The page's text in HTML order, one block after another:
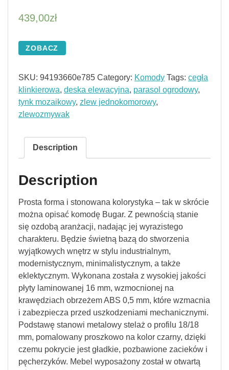
439,00zł
ZOBACZ
SKU: 94193660e785 Category: Komody Tags: cegła
klinkierowa, deska elewacyjna, parasol ogrodowy,
tynk mozaikowy, zlew jednokomorowy,
zlewozmywak
Description
Description
Prosta forma i stonowana kolorystyka – tak w skrócie
można opisać komodę Bugar. Z pewnością stanie
się ozdobą aranżacji, nadając jej wyrazistego
charakteru. Będzie świetną bazą do stworzenia
wyjątkowych wnętrz w stylu industrialnym,
modernistycznym, minimalistycznym, a także
eklektycznym. Wykonana została z wysokiej jakości
płyty laminowanej 16 mm, wzmocnionej na
krawędziach obrzeżem ABS 0,5 mm, które wzmacnia
i zabezpiecza przed uszkodzeniami mechanicznymi.
Podstawę stanowi metalowy stelaż o profilu 18/18
mm, pomalowany proszkowo na kolor czarny, dzięki
czemu pokrycie jest gładkie, pozbawione zacieków i
pęcherzyków. Mebel wyposażony został w otwartą